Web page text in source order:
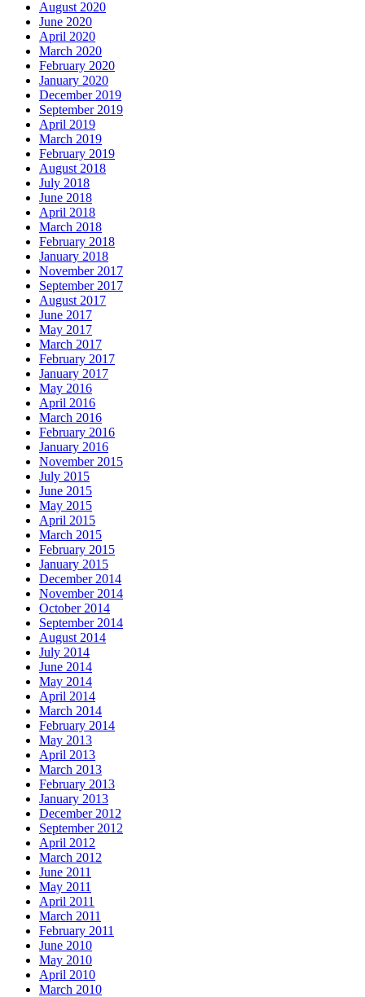
August 2020
June 2020
April 2020
March 2020
February 2020
January 2020
December 2019
September 2019
April 2019
March 2019
February 2019
August 2018
July 2018
June 2018
April 2018
March 2018
February 2018
January 2018
November 2017
September 2017
August 2017
June 2017
May 2017
March 2017
February 2017
January 2017
May 2016
April 2016
March 2016
February 2016
January 2016
November 2015
July 2015
June 2015
May 2015
April 2015
March 2015
February 2015
January 2015
December 2014
November 2014
October 2014
September 2014
August 2014
July 2014
June 2014
May 2014
April 2014
March 2014
February 2014
May 2013
April 2013
March 2013
February 2013
January 2013
December 2012
September 2012
April 2012
March 2012
June 2011
May 2011
April 2011
March 2011
February 2011
June 2010
May 2010
April 2010
March 2010